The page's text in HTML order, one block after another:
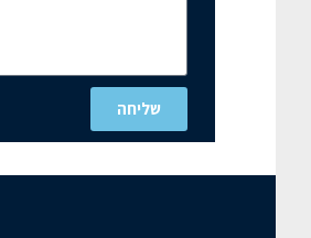
שליחה